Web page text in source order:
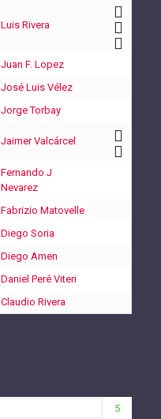
Luis Rivera
Juan F. Lopez
José Luis Vélez
Jorge Torbay
Jaimer Valcárcel
Fernando J
Nevarez
Fabrizio Matovelle
Diego Soria
Diego Amen
Daniel Peré Viteri
Claudio Rivera
5